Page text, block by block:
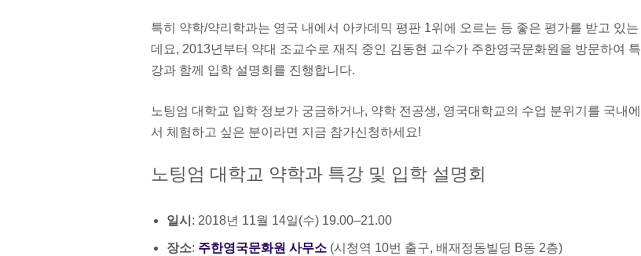
특히 약학/약리학과는 영국 내에서 아카데믹 평판 1위에 오르는 등 좋은 평가를 받고 있는
데요, 2013년부터 약대 조교수로 재직 중인 김동현 교수가 주한영국문화원을 방문하여 특
강과 함께 입학 설명회를 진행합니다.
노팅엄 대학교 입학 정보가 궁금하거나, 약학 전공생, 영국대학교의 수업 분위기를 국내에
서 체험하고 싶은 분이라면 지금 참가신청하세요!
노팅엄 대학교 약학과 특강 및 입학 설명회
일시 : 2018년 11월 14일(수) 19.00–21.00
장소: 주한영국문화원 사무소 (시청역 10번 출구, 배재정동빌딩 B동 2층)